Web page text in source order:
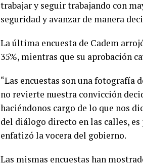
trabajar y seguir trabajando con
seguridad y avanzar de manera
La última encuesta de Cadem
35%, mientras que su aprobación
“Las encuestas son una fotografía
no revierte nuestra convicción
haciéndonos cargo de lo que nos
del diálogo directo en las calles,
enfatizó la vocera del gobierno.
Las mismas encuestas han